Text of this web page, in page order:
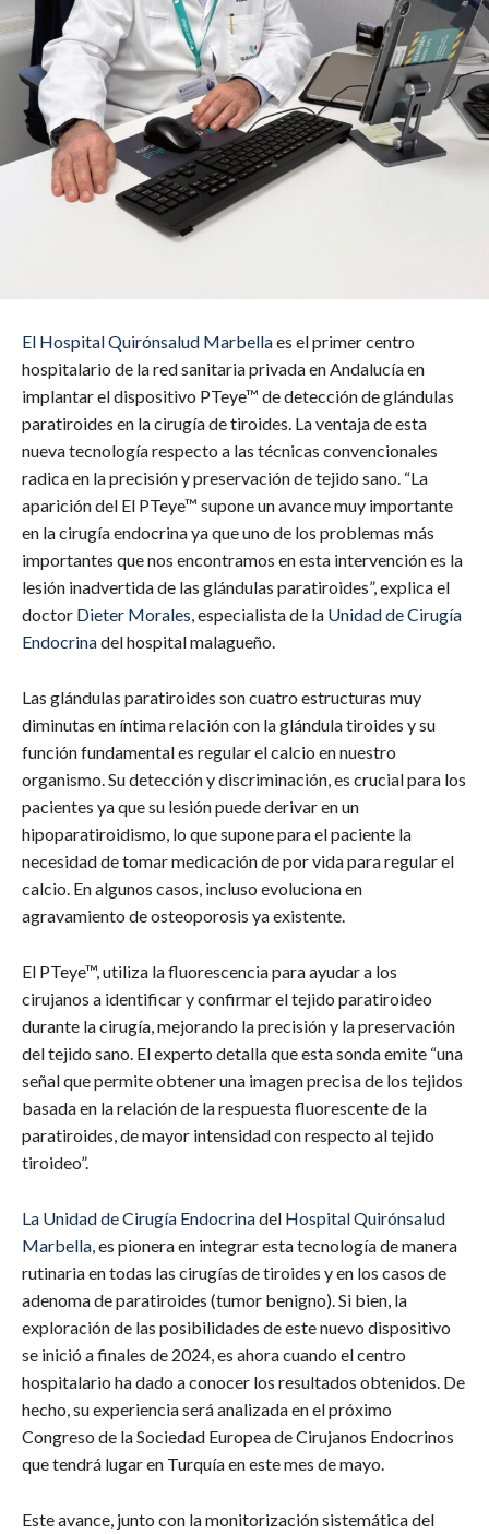
El Hospital Quirónsalud Marbellaes el primer centro
hospitalario de la red sanitaria privada en Andalucía en
implantar el dispositivo PTeye™ de detección de glándulas
paratiroides en la cirugía de tiroides. La ventaja de esta
nueva tecnología respecto a las técnicas convencionales
radica en la precisión y preservación de tejido sano. “La
aparición del El PTeye™ supone un avance muy importante
en la cirugía endocrina ya que uno de los problemas más
importantes que nos encontramos en esta intervención es la
lesión inadvertida de las glándulas paratiroides”, explica el
doctor Dieter Morales , especialista de la Unidad de Cirugía
Endocrinadel hospital malagueño.
Las glándulas paratiroides son cuatro estructuras muy
diminutas en íntima relación con la glándula tiroides y su
función fundamental es regular el calcio en nuestro
organismo. Su detección y discriminación, es crucial para los
pacientes ya que su lesión puede derivar en un
hipoparatiroidismo, lo que supone para el paciente la
necesidad de tomar medicación de por vida para regular el
calcio. En algunos casos, incluso evoluciona en
agravamiento de osteoporosis ya existente.
El PTeye™, utiliza la fluorescencia para ayudar a los
cirujanos a identificar y confirmar el tejido paratiroideo
durante la cirugía, mejorando la precisión y la preservación
del tejido sano. El experto detalla que esta sonda emite “una
señal que permite obtener una imagen precisa de los tejidos
basada en la relación de la respuesta fluorescente de la
paratiroides, de mayor intensidad con respecto al tejido
tiroideo”.
La Unidad de Cirugía Endocrinadel Hospital Quirónsalud
Marbella , es pionera en integrar esta tecnología de manera
rutinaria en todas las cirugías de tiroides y en los casos de
adenoma de paratiroides (tumor benigno). Si bien, la
exploración de las posibilidades de este nuevo dispositivo
se inició a finales de 2024, es ahora cuando el centro
hospitalario ha dado a conocer los resultados obtenidos. De
hecho, su experiencia será analizada en el próximo
Congreso de la Sociedad Europea de Cirujanos Endocrinos
que tendrá lugar en Turquía en este mes de mayo.
Este avance, junto con la monitorización sistemática del